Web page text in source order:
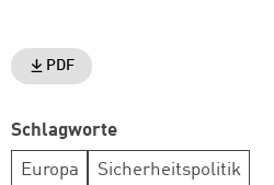
PDF
Schlagworte
Europa Sicherheitspolitik